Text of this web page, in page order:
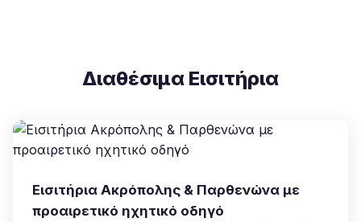
Διαθέσιμα Εισιτήρια
Εισιτήρια Ακρόπολης & Παρθενώνα με
προαιρετικό ηχητικό οδηγό